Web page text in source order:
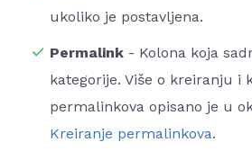
ukoliko je postavljena.
Permalink - Kolona koja
kategorije. Više o kreiranju i
permalinkova opisano je u
Kreiranje permalinkova.